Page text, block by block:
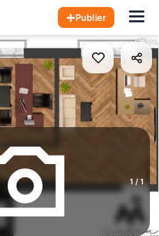
Publier
1/ 1